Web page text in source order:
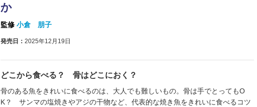
か
監修 小倉 朋子
発売日： 2025年12月19日
どこから食べる？ 骨はどこにおく？
骨のある魚をきれいに食べるのは、大人でも難しいもの。骨は手でとってもO
K？ サンマの塩焼きやアジの干物など、代表的な焼き魚をきれいに食べるコツ